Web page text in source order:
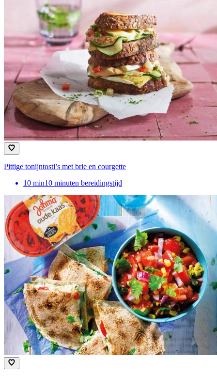
Pittige tonijntosti’s met brie en courgette
10 min10 minuten bereidingstijd